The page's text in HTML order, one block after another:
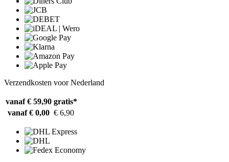
Verzendkosten voor Nederland
vanaf € 59,90 gratis*
vanaf € 0,00 € 6,90